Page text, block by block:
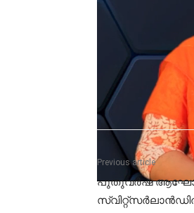
Previous article
പുതുവർഷ